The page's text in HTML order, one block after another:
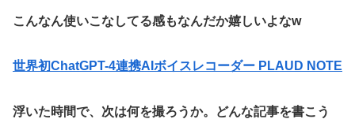
こんなん使いこなしてる感もなんだか嬉しいよなw
世界初ChatGPT-4連携AIボイスレコーダー PLAUD NOTE
浮いた時間で、次は何を撮ろうか。どんな記事を書こう